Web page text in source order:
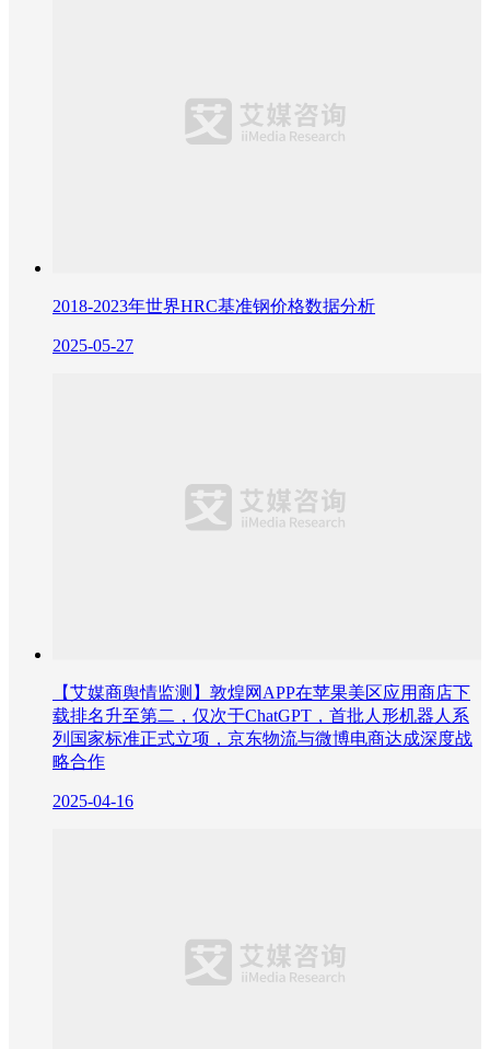
2018-2023年世界HRC基准钢价格数据分析
2025-05-27
【艾媒商舆情监测】敦煌网APP在苹果美区应用商店下
载排名升至第二，仅次于ChatGPT，首批人形机器人系
列国家标准正式立项，京东物流与微博电商达成深度战
略合作
2025-04-16